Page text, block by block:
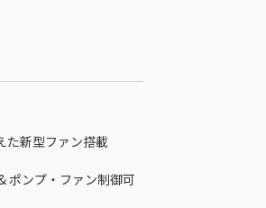
た新型ファン搭載
ポンプ・ファン制御可